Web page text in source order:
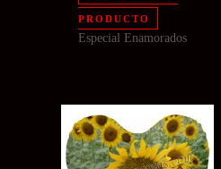
PRODUCTO
Especial Enamorados